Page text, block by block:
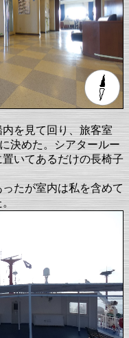
を見て回り、旅客室
決めた。シアタールー
いてあるだけの長椅子
たが室内は私を含めて
。